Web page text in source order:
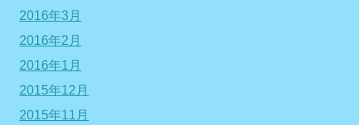
2016年3月
2016年2月
2016年1月
2015年12月
2015年11月